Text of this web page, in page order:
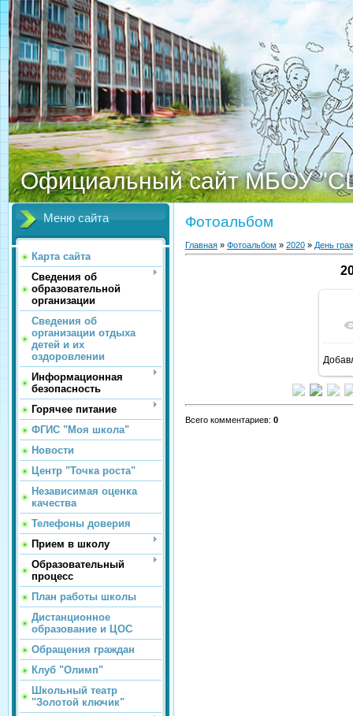
Официальный сайт МБОУ
Меню сайта
Карта сайта
Сведения об
образовательной
организации
Сведения об
организации отдыха
детей и их
оздоровлении
Информационная
безопасность
Горячее питание
ФГИС "Моя школа"
Новости
Центр "Точка роста"
Независимая оценка
качества
Телефоны доверия
Прием в школу
Образовательный
процесс
План работы школы
Дистанционное
образование и ЦОС
Обращения граждан
Клуб "Олимп"
Школьный театр
"Золотой ключик"
Фотоальбом
Главная » Фотоальбом » 2020 » День
Всего комментариев: 0